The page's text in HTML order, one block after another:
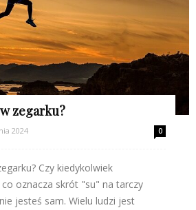
zegarku?
2024 0
Czy kiedykolwiek
co oznacza skrót "su" na tarczy
jesteś sam. Wielu ludzi jest